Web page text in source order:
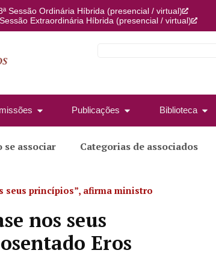
Sessão Ordinária Híbrida (presencial / virtual)
Extraordinária Híbrida (presencial / virtual)
Publicações Biblioteca
se associar Categorias de associados
seus princípios”, afirma ministro
nos seus
Eros